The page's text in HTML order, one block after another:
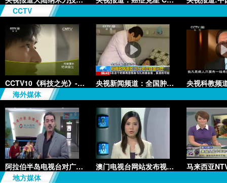
CCTV
CCTV10《科技之光》-绝境重生
央视新闻频道：全国肿瘤防治宣传
海外媒体
阿拉伯半岛电视台对广州复大的专
澳门电视台网站发布视频《学者推
地方媒体